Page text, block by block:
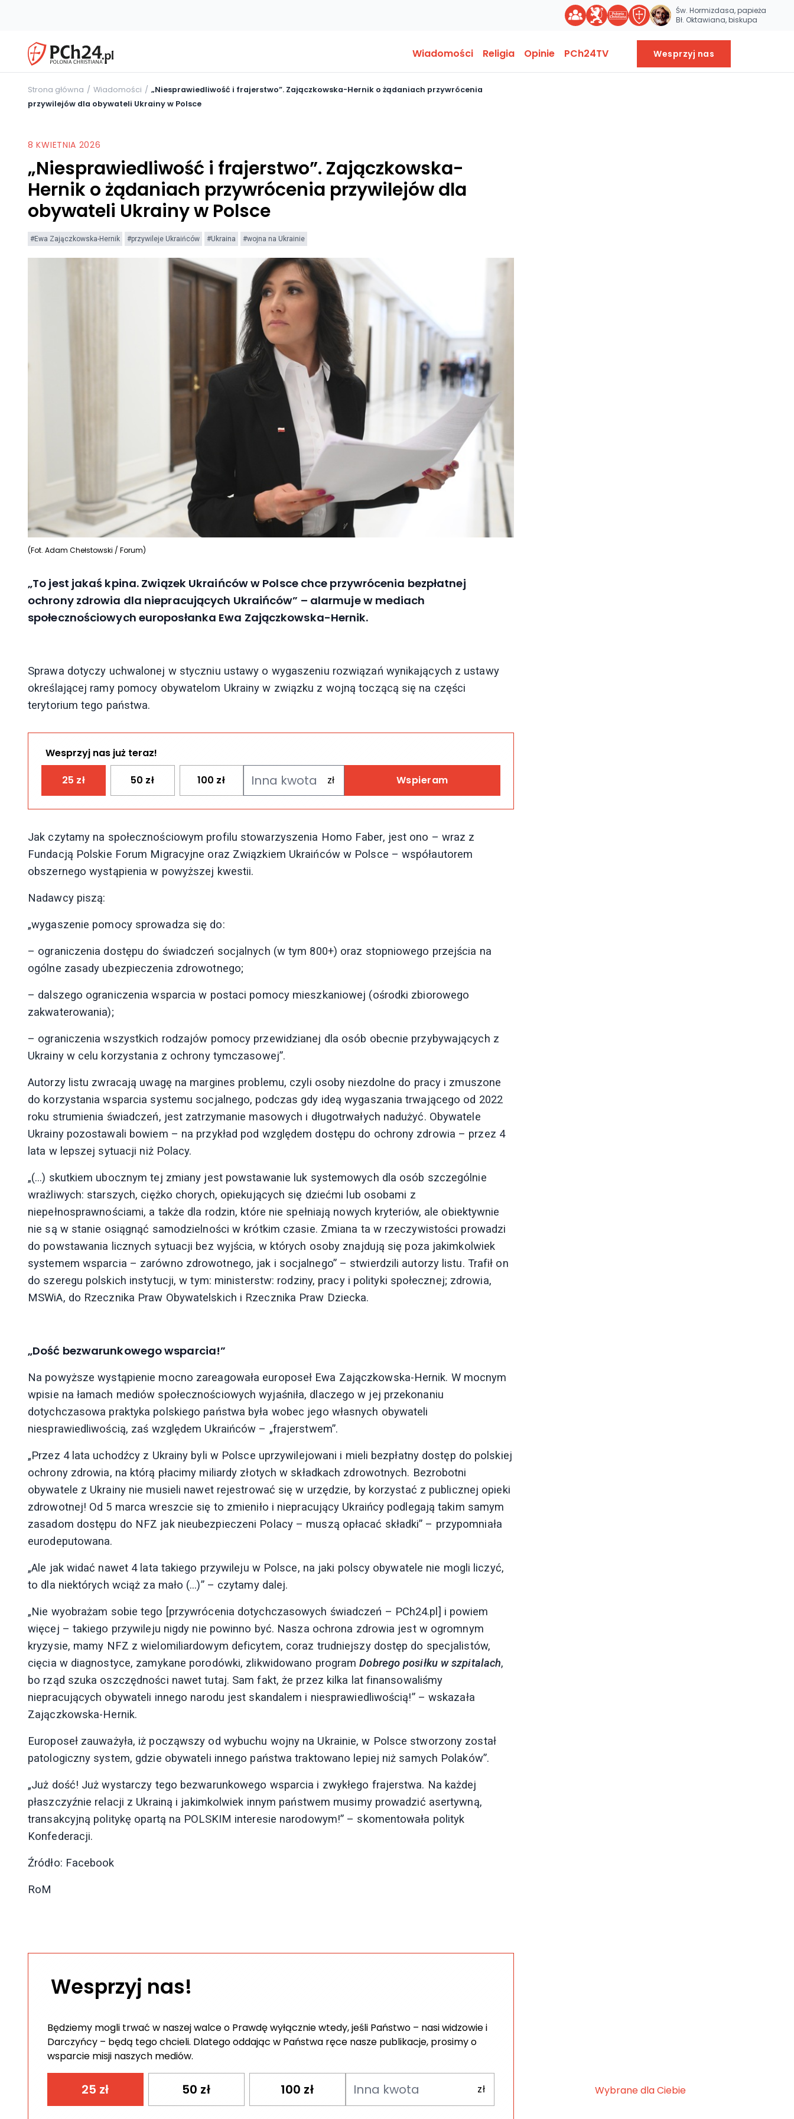
Św. Hormizdasa, papieża
Bł. Oktawiana, biskupa
Wiadomości Religia Opinie PCh24TV Wesprzyj nas
Strona główna Wiadomości
„Niesprawiedliwość i frajerstwo”. Zajączkowska-Hernik o żądaniach przywrócenia
przywilejów dla obywateli Ukrainy w Polsce
8 KWIETNIA 2026
„Niesprawiedliwość i frajerstwo”. Zajączkowska-
Hernik o żądaniach przywrócenia przywilejów dla
obywateli Ukrainy w Polsce
#Ewa Zajączkowska-Hernik #przywileje Ukraińców #Ukraina #wojna na Ukrainie
(Fot. Adam Chełstowski / Forum)
„To jest jakaś kpina. Związek Ukraińców w Polsce chce przywrócenia bezpłatnej
ochrony zdrowia dla niepracujących Ukraińców” – alarmuje w mediach
społecznościowych europosłanka Ewa Zajączkowska-Hernik.
Sprawa dotyczy uchwalonej w styczniu ustawy o wygaszeniu rozwiązań wynikających z ustawy
określającej ramy pomocy obywatelom Ukrainy w związku z wojną toczącą się na części
terytorium tego państwa.
Wesprzyj nas już teraz!
25 zł 50 zł 100 zł Wspieram
Jak czytamy na społecznościowym profilu stowarzyszenia Homo Faber, jest ono – wraz z
Fundacją Polskie Forum Migracyjne oraz Związkiem Ukraińców w Polsce – współautorem
obszernego wystąpienia w powyższej kwestii.
Nadawcy piszą:
„wygaszenie pomocy sprowadza się do:
– ograniczenia dostępu do świadczeń socjalnych (w tym 800+) oraz stopniowego przejścia na
ogólne zasady ubezpieczenia zdrowotnego;
– dalszego ograniczenia wsparcia w postaci pomocy mieszkaniowej (ośrodki zbiorowego
zakwaterowania);
– ograniczenia wszystkich rodzajów pomocy przewidzianej dla osób obecnie przybywających z
Ukrainy w celu korzystania z ochrony tymczasowej”.
Autorzy listu zwracają uwagę na margines problemu, czyli osoby niezdolne do pracy i zmuszone
do korzystania wsparcia systemu socjalnego, podczas gdy ideą wygaszania trwającego od 2022
roku strumienia świadczeń, jest zatrzymanie masowych i długotrwałych nadużyć. Obywatele
Ukrainy pozostawali bowiem – na przykład pod względem dostępu do ochrony zdrowia – przez 4
lata w lepszej sytuacji niż Polacy.
„(…) skutkiem ubocznym tej zmiany jest powstawanie luk systemowych dla osób szczególnie
wrażliwych: starszych, ciężko chorych, opiekujących się dziećmi lub osobami z
niepełnosprawnościami, a także dla rodzin, które nie spełniają nowych kryteriów, ale obiektywnie
nie są w stanie osiągnąć samodzielności w krótkim czasie. Zmiana ta w rzeczywistości prowadzi
do powstawania licznych sytuacji bez wyjścia, w których osoby znajdują się poza jakimkolwiek
systemem wsparcia – zarówno zdrowotnego, jak i socjalnego” – stwierdzili autorzy listu. Trafił on
do szeregu polskich instytucji, w tym: ministerstw: rodziny, pracy i polityki społecznej; zdrowia,
MSWiA, do Rzecznika Praw Obywatelskich i Rzecznika Praw Dziecka.
„Dość bezwarunkowego wsparcia!”
Na powyższe wystąpienie mocno zareagowała europoseł Ewa Zajączkowska-Hernik. W mocnym
wpisie na łamach mediów społecznościowych wyjaśniła, dlaczego w jej przekonaniu
dotychczasowa praktyka polskiego państwa była wobec jego własnych obywateli
niesprawiedliwością, zaś względem Ukraińców – „frajerstwem”.
„Przez 4 lata uchodźcy z Ukrainy byli w Polsce uprzywilejowani i mieli bezpłatny dostęp do polskiej
ochrony zdrowia, na którą płacimy miliardy złotych w składkach zdrowotnych. Bezrobotni
obywatele z Ukrainy nie musieli nawet rejestrować się w urzędzie, by korzystać z publicznej opieki
zdrowotnej! Od 5 marca wreszcie się to zmieniło i niepracujący Ukraińcy podlegają takim samym
zasadom dostępu do NFZ jak nieubezpieczeni Polacy – muszą opłacać składki” – przypomniała
eurodeputowana.
„Ale jak widać nawet 4 lata takiego przywileju w Polsce, na jaki polscy obywatele nie mogli liczyć,
to dla niektórych wciąż za mało (…)” – czytamy dalej.
„Nie wyobrażam sobie tego [przywrócenia dotychczasowych świadczeń – PCh24.pl] i powiem
więcej – takiego przywileju nigdy nie powinno być. Nasza ochrona zdrowia jest w ogromnym
kryzysie, mamy NFZ z wielomiliardowym deficytem, coraz trudniejszy dostęp do specjalistów,
cięcia w diagnostyce, zamykane porodówki, zlikwidowano programDobrego posiłku w szpitalach,
bo rząd szuka oszczędności nawet tutaj. Sam fakt, że przez kilka lat finansowaliśmy
niepracujących obywateli innego narodu jest skandalem i niesprawiedliwością!” – wskazała
Zajączkowska-Hernik.
Europoseł zauważyła, iż począwszy od wybuchu wojny na Ukrainie, w Polsce stworzony został
patologiczny system, gdzie obywateli innego państwa traktowano lepiej niż samych Polaków”.
„Już dość! Już wystarczy tego bezwarunkowego wsparcia i zwykłego frajerstwa. Na każdej
płaszczyźnie relacji z Ukrainą i jakimkolwiek innym państwem musimy prowadzić asertywną,
transakcyjną politykę opartą na POLSKIM interesie narodowym!” – skomentowała polityk
Konfederacji.
Źródło: Facebook
RoM
Wesprzyj nas!
Będziemy mogli trwać w naszej walce o Prawdę wyłącznie wtedy, jeśli Państwo – nasi widzowie i
Darczyńcy – będą tego chcieli. Dlatego oddając w Państwa ręce nasze publikacje, prosimy o
wsparcie misji naszych mediów.
25 zł 50 zł 100 zł Wybrane dla Ciebie